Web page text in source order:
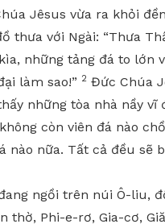
Jêsus vừa ra khỏi
thưa với Ngài: “Thưa
những tảng đá to lớn
làm sao!” 2 Đức Chúa
những tòa nhà nầy vĩ
còn viên đá nào
nào nữa. Tất cả đều sẽ
ngồi trên núi Ô-liu,
thờ, Phi-e-rơ, Gia-cơ,